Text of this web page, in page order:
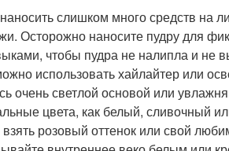
слишком много средств на
Осторожно наносите пудру для
чтобы пудра не налипла и не
использовать хайлайтер или
очень светлой основой или
цвета, как белый, сливочный
розовый оттенок или свой